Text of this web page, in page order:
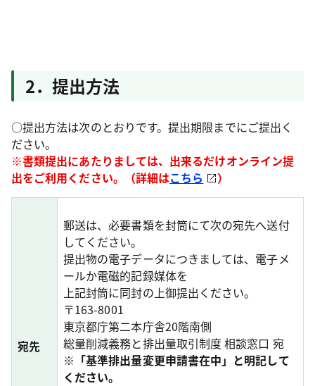
2．提出方法
○提出方法は次のとおりです。提出期限までにご提出く
ださい。
※書類提出にあたりましては、出来るだけオンライン提
出をご利用ください。（詳細はこちら ）
宛先
郵送は、必要書類を封筒にて次の宛先へ送付
してください。
提出物の電子データにつきましては、電子メ
ールか電磁的記録媒体を
上記封筒に同封の上御提出ください。
〒163-8001
東京都庁第二本庁舎20階南側
総量削減義務と排出量取引制度 相談窓口 宛
※「基準排出量変更申請書在中」と明記して
ください。